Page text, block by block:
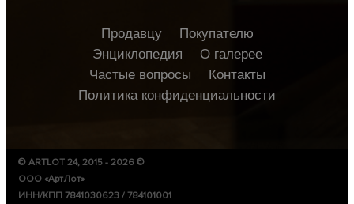
Продавцу
Покупателю
Энциклопедия
О галерее
Частые вопросы
Контакты
Политика конфиденциальности
© ARTLOT 24, 2015 - 2026 ©
ООО «АртЛот»
ИНН/КПП 7841030623 / 784101001